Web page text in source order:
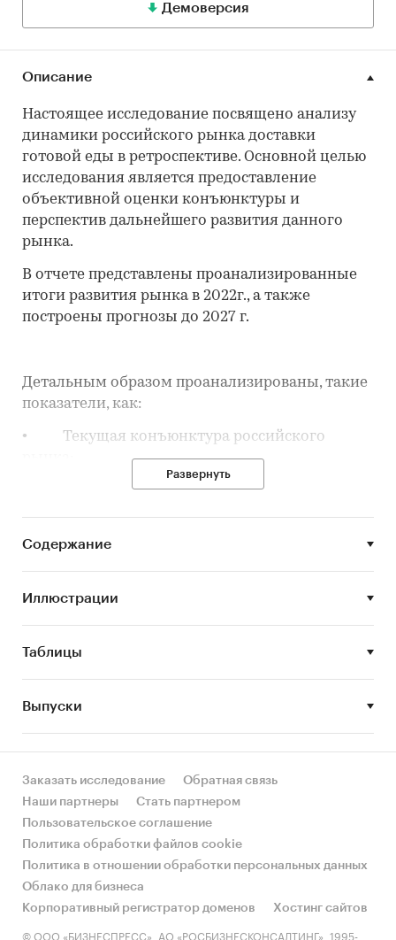
Демоверсия
Описание
Настоящее исследование посвящено анализу
динамики российского рынка доставки
готовой еды в ретроспективе. Основной целью
исследования является предоставление
объективной оценки конъюнктуры и
перспектив дальнейшего развития данного
рынка.
В отчете представлены проанализированные
итоги развития рынка в 2022г., а также
построены прогнозы до 2027 г.
Детальным образом проанализированы, такие
показатели, как:
• Текущая конъюнктура российского
• Объем, динамика объема рынка в
• Крупнейшие игроки на рынке доставки
• Тенденции и перспективы развития
специалистов, работающих на рынке доставки
маркетингу, менеджеры по маркетинговым
исследованиям;
• Директора по маркетингу, директора по
продажам;
• Коммерческие директора;
Развернуть
Содержание
Иллюстрации
Таблицы
Выпуски
Заказать исследование
Обратная связь
Наши партнеры
Стать партнером
Пользовательское соглашение
Политика обработки файлов cookie
Политика в отношении обработки персональных данных
Облако для бизнеса
Корпоративный регистратор доменов
Хостинг сайтов
© ООО «БИЗНЕСПРЕСС», АО «РОСБИЗНЕСКОНСАЛТИНГ», 1995-